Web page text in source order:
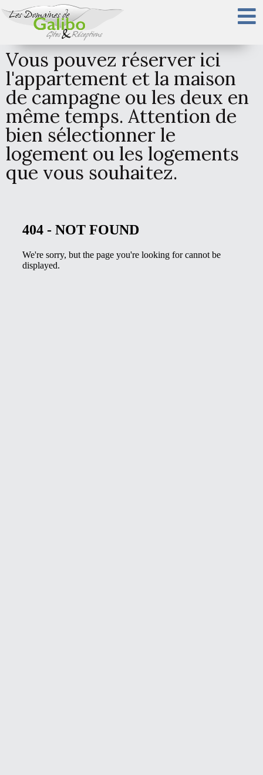
Vous pouvez réserver ici
l'appartement et la maison
de campagne ou les deux en
même temps. Attention de
bien sélectionner le
logement ou les logements
que vous souhaitez.